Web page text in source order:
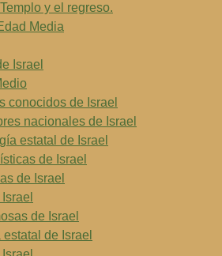
y el regreso.
Media
Israel
conocidos de Israel
nacionales de Israel
estatal de Israel
de Israel
de Israel
de Israel
de Israel